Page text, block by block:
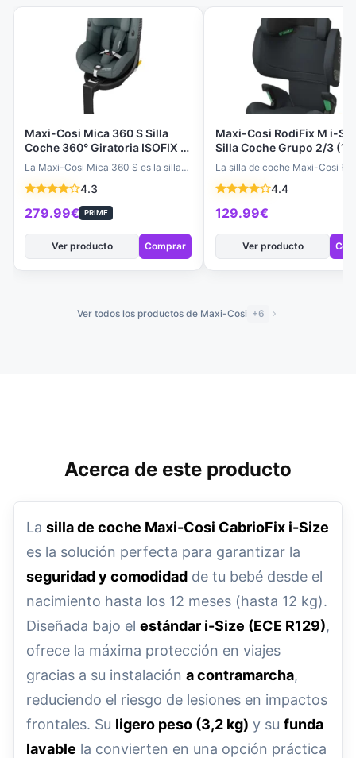
Maxi-Cosi Mica 360 S Silla
Coche 360° Giratoria ISOFIX i-
Size 3M-4A, Giro FlexiSpin,
Posiciones, Tejidos
Reciclados - Graphite
La Maxi-Cosi Mica 360 S es la silla
seguridad i-Size…
4.3
279.99€ PRIME
Ver producto Comprar
Maxi-Cosi RodiFix M i-
Silla Coche Grupo 2/3
kg) ISOFIX, Protección
Años, Basic Grey
La silla de coche Maxi-Cosi
de seguridad y…
4.4
129.99€
Ver producto
Ver todos los productos de Maxi-Cosi +6
Acerca de este producto
La silla de coche Maxi-Cosi CabrioFix i-Size
es la solución perfecta para garantizar la
seguridad y comodidad de tu bebé desde el
nacimiento hasta los 12 meses (hasta 12 kg).
Diseñada bajo el estándar i-Size (ECE R129),
ofrece la máxima protección en viajes
gracias a su instalación a contramarcha,
reduciendo el riesgo de lesiones en impactos
frontales. Su ligero peso (3,2 kg) y su funda
lavable la convierten en una opción práctica